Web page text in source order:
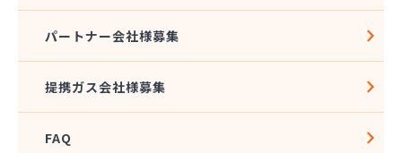
割又商店
株式会社アドニス
株式会社あみや商事 本社
株式会社エイチティーピー
パートナー会社様募集
提携ガス会社様募集
FAQ